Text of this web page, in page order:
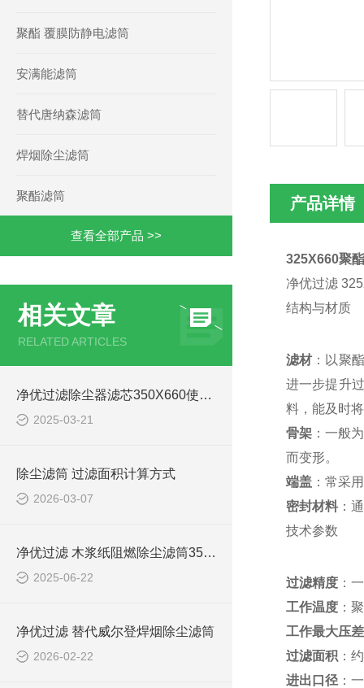
聚酯 覆膜防静电滤筒
安满能滤筒
替代唐纳森滤筒
焊烟除尘滤筒
聚酯滤筒
查看全部产品 >>
相关文章
RELATED ARTICLES
净优过滤除尘器滤芯350X660使用说明
2025-03-21
除尘滤筒 过滤面积计算方式
2026-03-07
净优过滤 木浆纸阻燃除尘滤筒3566效率
2025-06-22
净优过滤 替代威尔登焊烟除尘滤筒
2026-02-22
产品详情
325X660聚
净优过滤
结构与材质
滤材 ：以聚
进一步提升
料，能及时
骨架：一般
而变形。
端盖：常采
密封材料：
技术参数
过滤精度：
工作温度：
工作最大压差
过滤面积：
进出口径：